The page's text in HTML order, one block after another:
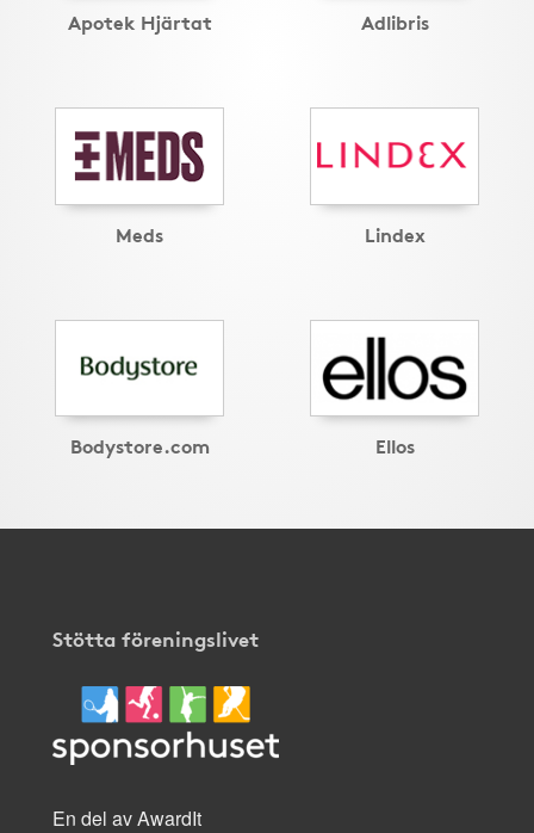
Apotek Hjärtat Adlibris
Meds Lindex
Bodystore.com Ellos
Stötta föreningslivet
En del av AwardIt